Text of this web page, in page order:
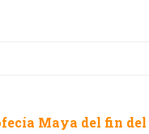
Maya del fin del